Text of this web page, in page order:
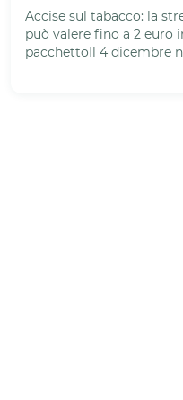
Accise sul tabacco: la
può valere fino a 2 euro
pacchettoIl 4 dicembre